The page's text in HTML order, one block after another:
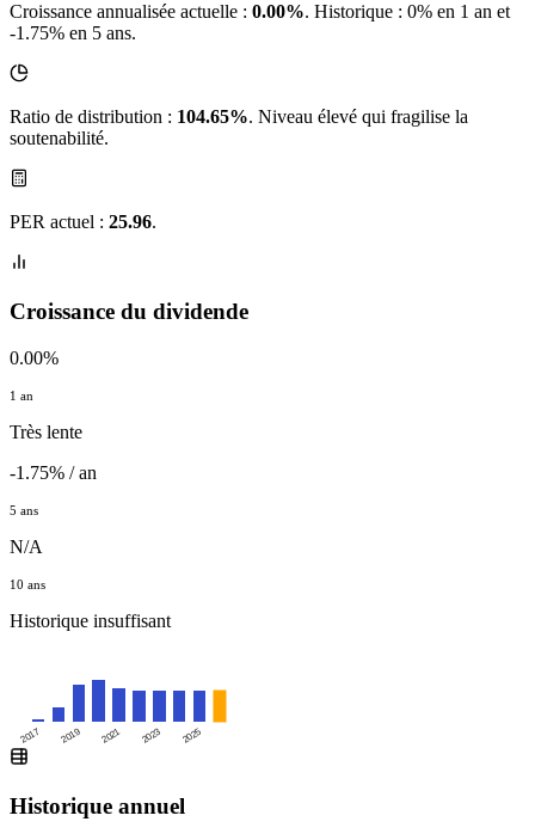
Croissance annualisée actuelle : 0.00%. Historique : 0% en 1 an et
-1.75% en 5 ans.
Ratio de distribution : 104.65%. Niveau élevé qui fragilise la
soutenabilité.
PER actuel : 25.96.
Croissance du dividende
0.00%
1 an
Très lente
-1.75% / an
5 ans
N/A
10 ans
Historique insuffisant
2017 2019 2021 2023 2025
Historique annuel